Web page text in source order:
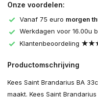
Onze voordelen:
Vanaf 75 euro morgen
Werkdagen voor 16.00u
Klantenbeoordeling
Productomschrijving
Kees Saint Brandarius BA
maakt. Kees Saint